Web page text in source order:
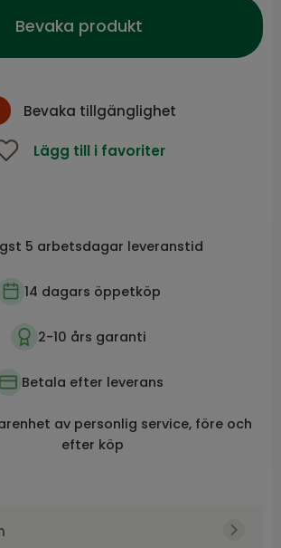
Bevaka produkt
Bevaka tillgänglighet
Lägg till i favoriter
5 arbetsdagar leveranstid
14 dagars öppetköp
2-10 års garanti
Betala efter leverans
av personlig service, före och
efter köp